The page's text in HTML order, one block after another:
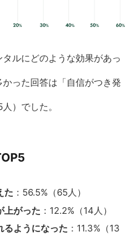
ルにどのような効果があっ
った回答は「自信がつき発
）でした。
た ：56.5%（65人）
上がった ：12.2%（14人）
るようになった ：11.3%（13